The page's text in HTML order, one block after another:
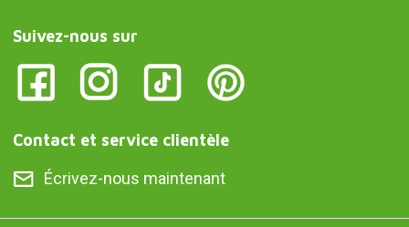
Suivez-nous sur
Contact et service clientèle
Écrivez-nous maintenant